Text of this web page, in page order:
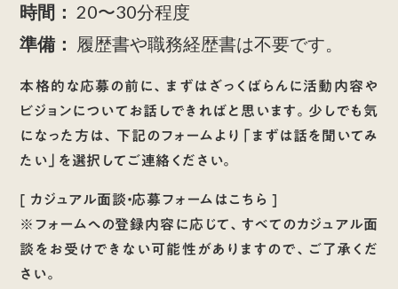
時間： 20〜30分程度
準備： 履歴書や職務経歴書は不要です。
本格的な応募の前に、まずはざっくばらんに活動内容や
ビジョンについてお話しできればと思います。少しでも気
になった方は、下記のフォームより「まずは話を聞いてみ
たい」を選択してご連絡ください。
[ カジュアル面談・応募フォームはこちら ]
※フォームへの登録内容に応じて、すべてのカジュアル面
談をお受けできない可能性がありますので、ご了承くだ
さい。